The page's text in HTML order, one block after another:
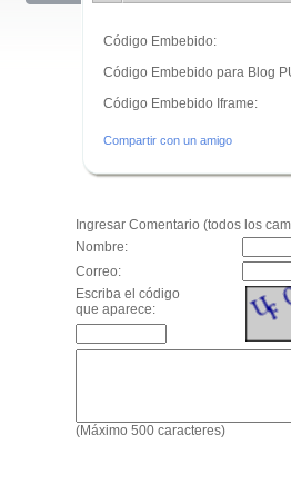
Código Embebido:
Código Embebido para Blog
Código Embebido Iframe:
Compartir con un amigo
Ingresar Comentario (todos los
Nombre:
Correo:
Escriba el código
que aparece:
(Máximo 500 caracteres)